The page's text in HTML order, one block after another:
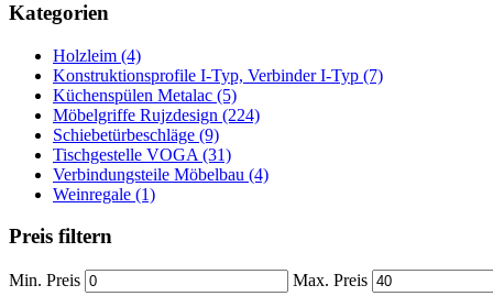
Kategorien
Holzleim (4)
Konstruktionsprofile I-Typ, Verbinder I-Typ (7)
Küchenspülen Metalac (5)
Möbelgriffe Rujzdesign (224)
Schiebetürbeschläge (9)
Tischgestelle VOGA (31)
Verbindungsteile Möbelbau (4)
Weinregale (1)
Preis filtern
Min. Preis Max. Preis